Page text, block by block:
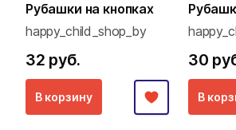
Рубашки на кнопках
happy_child_shop_by
32 руб.
В корзину
30
В